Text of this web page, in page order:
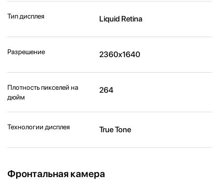
Тип дисплея Liquid Retina
Разрешение 2360x1640
Плотность пикселей на
дюйм
264
Технологии дисплея True Tone
Фронтальная камера